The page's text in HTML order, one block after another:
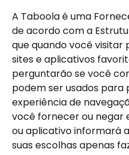
A Taboola é uma
de acordo com a
que quando você visitar
sites e aplicativos
perguntarão se você
podem ser usados para
experiência de
você fornecer ou negar
ou aplicativo informará
suas escolhas apenas